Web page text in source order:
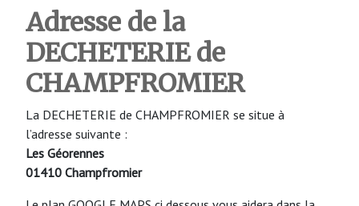
Adresse de la
DECHETERIEde
CHAMPFROMIER
La DECHETERIE de CHAMPFROMIER se situe à
l’adresse suivante :
Les Géorennes
01410 Champfromier